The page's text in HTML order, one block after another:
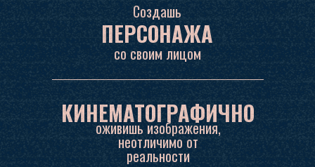
оживишь изображения,
неотличимо от
реальности
КИНЕМАТОГРАФИЧНО
Создашь
со своим лицом
ПЕРСОНАЖА